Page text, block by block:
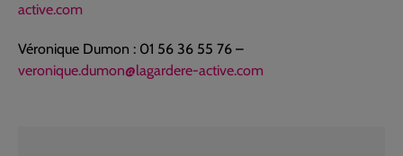
active.com
Véronique Dumon : 01 56 36 55 76 –
veronique.dumon@lagardere-active.com